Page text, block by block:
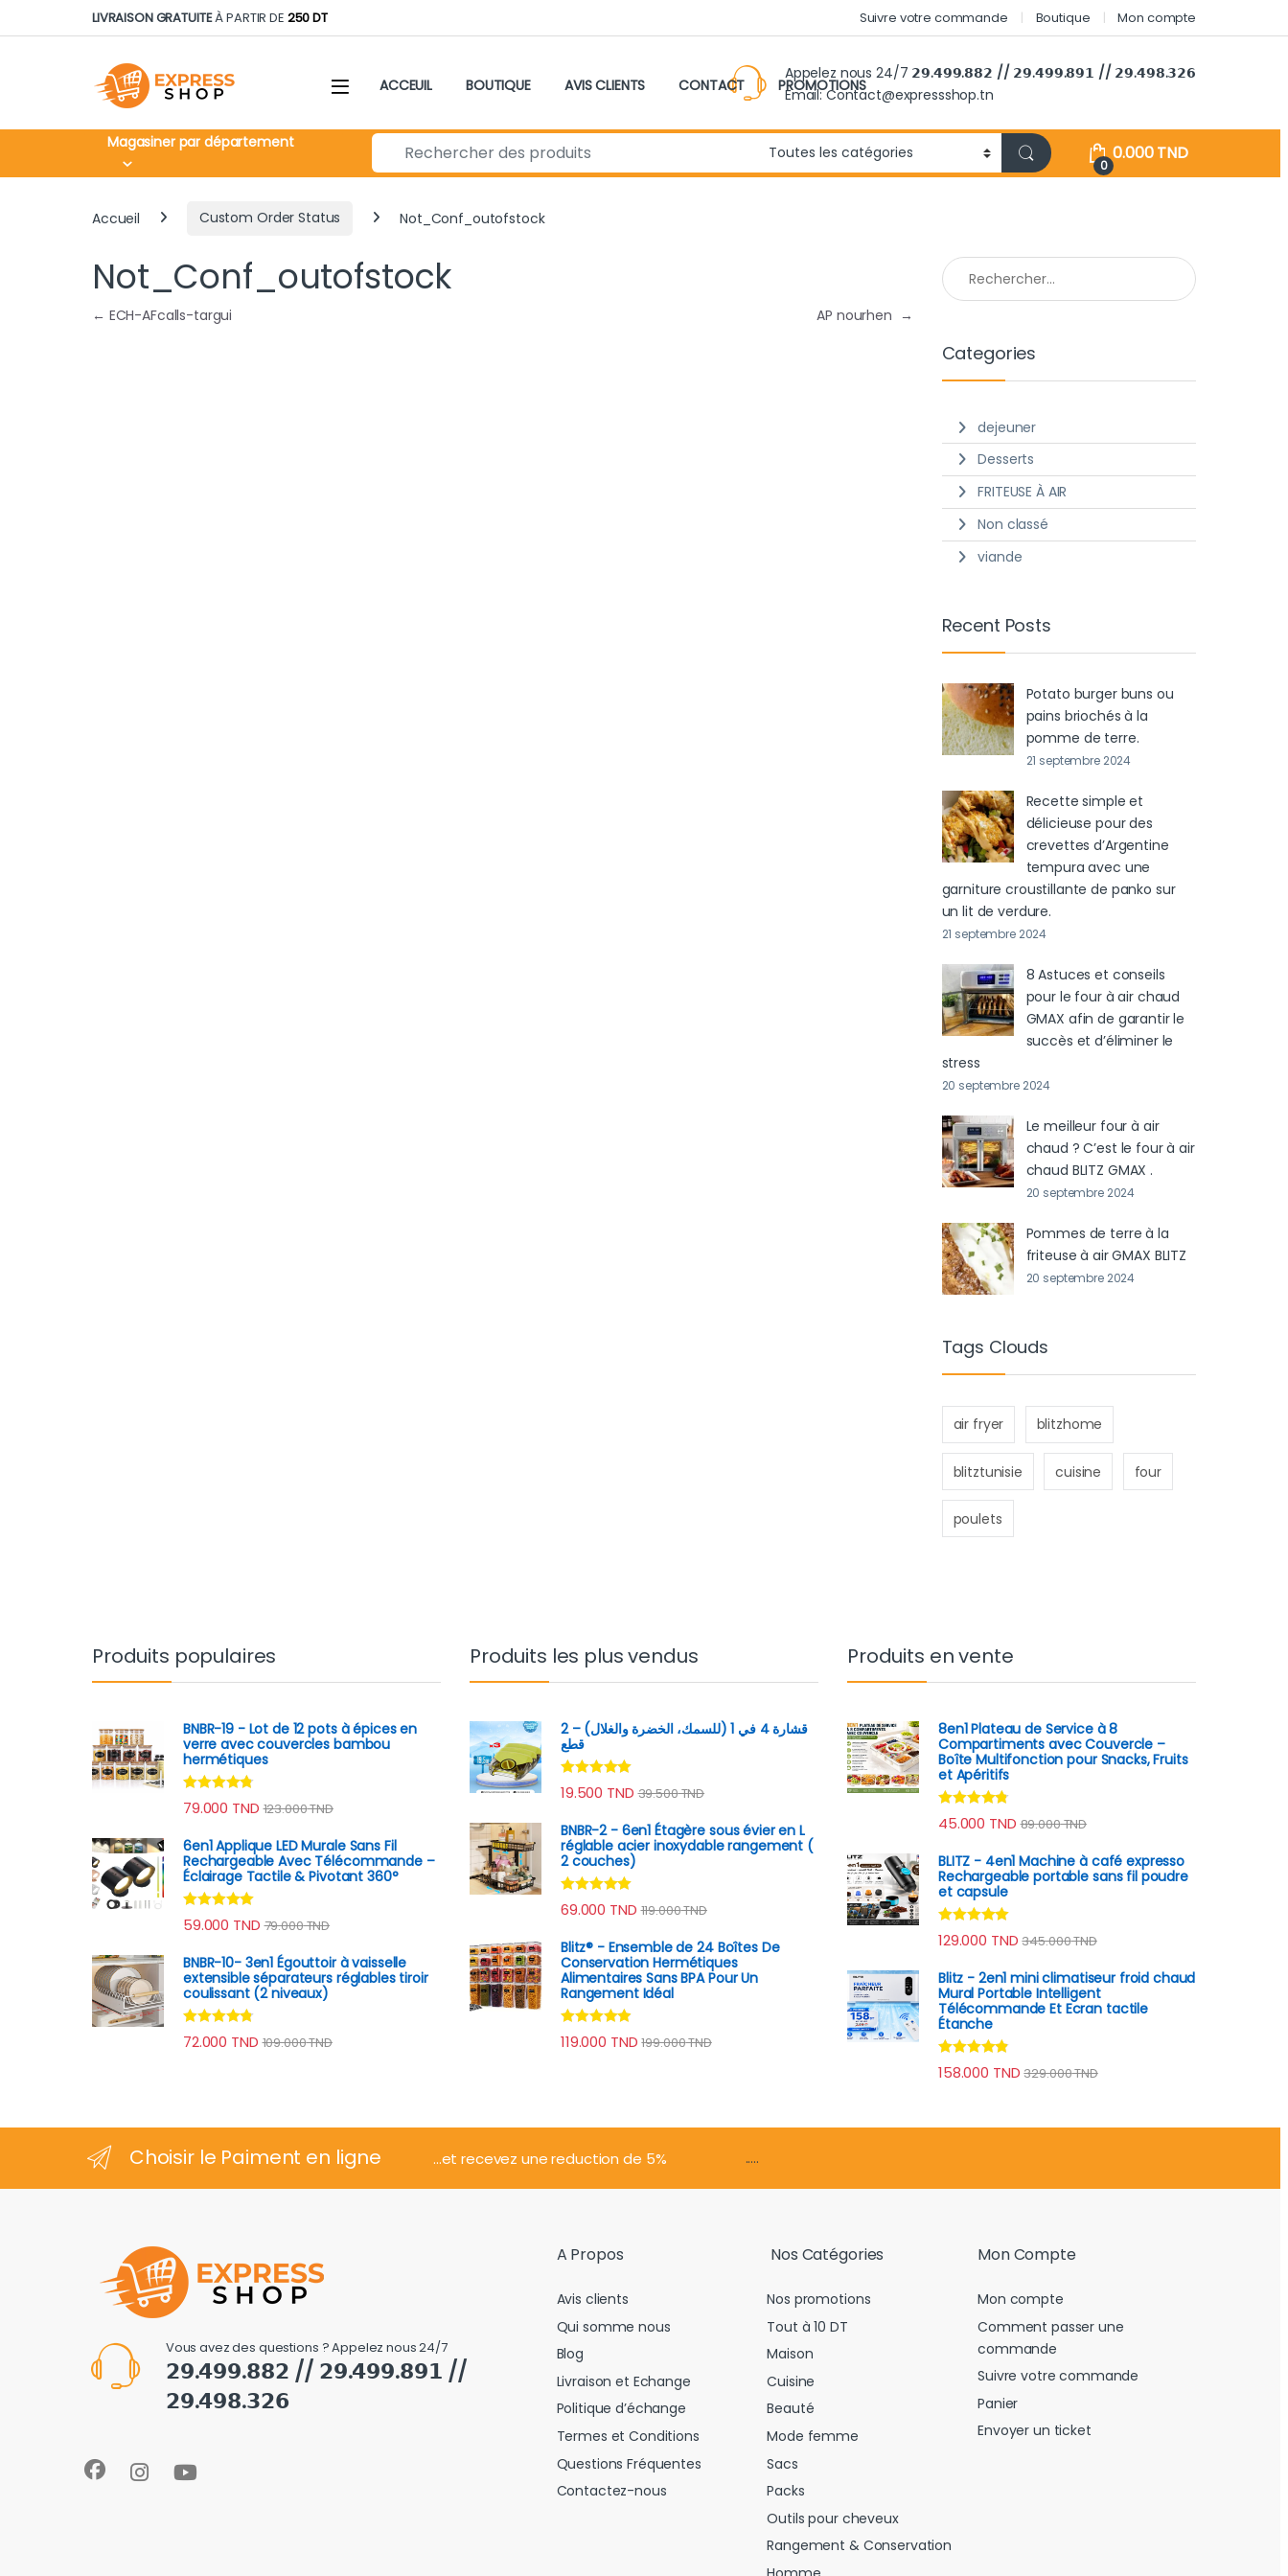
Skip to navigation
Skip to contentLIVRAISON GRATUITEÀ PARTIR DE 250 DT Suivre votre commande Boutique Mon compte
ACCEUIL BOUTIQUE AVIS CLIENTS CONTACT PROMOTIONS
Appelez nous 24/7 𝟮𝟵.𝟰𝟵𝟵.𝟴𝟴𝟮 // 𝟮𝟵.𝟰𝟵𝟵.𝟴𝟵𝟭 // 𝟮𝟵.𝟰𝟵𝟴.𝟯𝟮𝟲
Email: Contact@expressshop.tn
Magasiner par département Search for:
0
0.000TND
Accueil Custom Order Status Not_Conf_outofstock
Not_Conf_outofstock
Navigation de l’article
← ECH-AFcalls-targui AP nourhen →
Rechercher :
Categories
dejeuner
Desserts
FRITEUSE À AIR
Non classé
viande
Recent Posts
Potato burger buns ou
pains briochés à la
pomme de terre.
21 septembre 2024
Recette simple et
délicieuse pour des
crevettes d’Argentine
tempura avec une
garniture croustillante de panko sur
un lit de verdure.
21 septembre 2024
8 Astuces et conseils
pour le four à air chaud
GMAX afin de garantir le
succès et d’éliminer le
stress
20 septembre 2024
Le meilleur four à air
chaud ? C’est le four à air
chaud BLITZ GMAX .
20 septembre 2024
Pommes de terre à la
friteuse à air GMAX BLITZ
20 septembre 2024
Tags Clouds
air fryer blitzhome
blitztunisie cuisine four
poulets
Produits populaires
BNBR-19 - Lot de 12 pots à épices en
verre avec couvercles bambou
hermétiques
Note4.60
sur 5
79.000 TND 123.000TND
6en1 Applique LED Murale Sans Fil
Rechargeable Avec Télécommande –
Éclairage Tactile & Pivotant 360°
Note4.78
sur 5
59.000 TND 79.000TND
BNBR-10- 3en1 Égouttoir à vaisselle
extensible séparateurs réglables tiroir
coulissant (2 niveaux)
Note4.62
sur 5
72.000 TND 109.000TND
Produits les plus vendus
قشارة 4 في 1 (للسمك، الخضرة والغلال) – 2
قطع
Note4.89
sur 5
19.500 TND 39.500TND
BNBR-2 - 6en1 Étagère sous évier en L
réglable acier inoxydable rangement (
2 couches)
Note4.79
sur 5
69.000 TND 119.000TND
Blitz® - Ensemble de 24 Boîtes De
Conservation Hermétiques
Alimentaires Sans BPA Pour Un
Rangement Idéal
Note4.74
sur 5
119.000 TND 199.000TND
Produits en vente
8en1 Plateau de Service à 8
Compartiments avec Couvercle –
Boîte Multifonction pour Snacks, Fruits
et Apéritifs
Note4.60
sur 5
45.000 TND 89.000TND
BLITZ - 4en1 Machine à café expresso
Rechargeable portable sans fil poudre
et capsule
Note4.78
sur 5
129.000 TND 345.000TND
Blitz - 2en1 mini climatiseur froid chaud
Mural Portable Intelligent
Télécommande Et Ecran tactile
Étanche
Note4.67
sur 5
158.000 TND 329.000TND
Choisir le Paiment en ligne ...et recevez une reduction de 5% .....
Vous avez des questions ? Appelez nous 24/7
𝟮𝟵.𝟰𝟵𝟵.𝟴𝟴𝟮 // 𝟮𝟵.𝟰𝟵𝟵.𝟴𝟵𝟭 //
𝟮𝟵.𝟰𝟵𝟴.𝟯𝟮𝟲
A Propos
Avis clients
Qui somme nous
Blog
Livraison et Echange
Politique d’échange
Termes et Conditions
Questions Fréquentes
Contactez-nous
Nos Catégories
Nos promotions
Tout à 10 DT
Maison
Cuisine
Beauté
Mode femme
Sacs
Packs
Outils pour cheveux
Rangement & Conservation
Mon Compte
Mon compte
Comment passer une
commande
Suivre votre commande
Panier
Envoyer un ticket